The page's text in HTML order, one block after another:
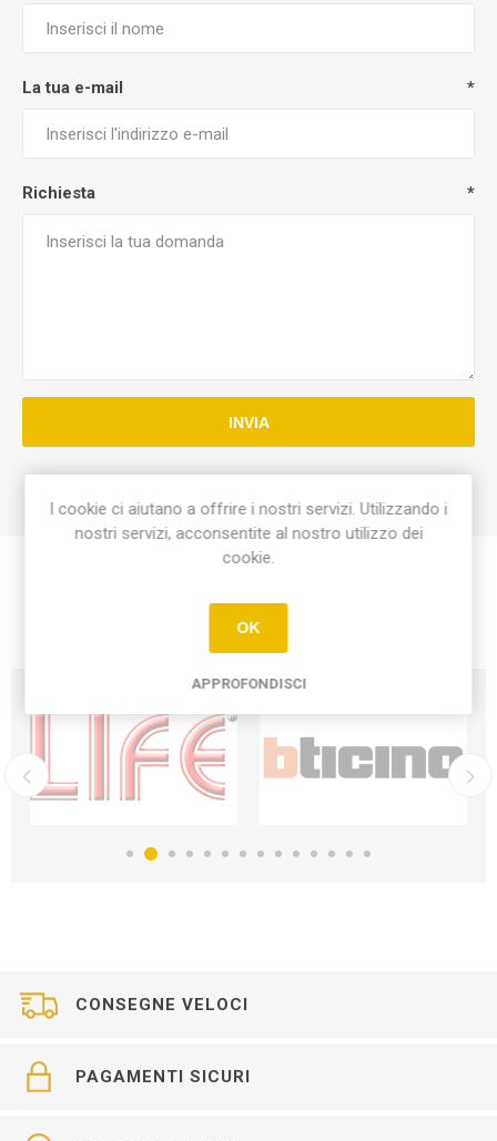
La tua e-mail *
Richiesta *
INVIA
CONSEGNE VELOCI
PAGAMENTI SICURI
I cookie ci aiutano a offrire i nostri servizi. Utilizzando i
nostri servizi, acconsentite al nostro utilizzo dei
cookie.
OK
APPROFONDISCI